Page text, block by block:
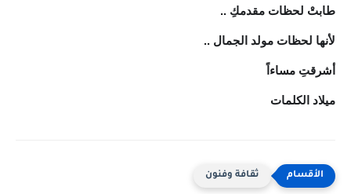
طابتْ لحظات مقدمكِ ..
لأنها لحظات مولد الجمال ..
أشرقتِ مساءاً
ميلاد الكلمات
ثقافة وفنون